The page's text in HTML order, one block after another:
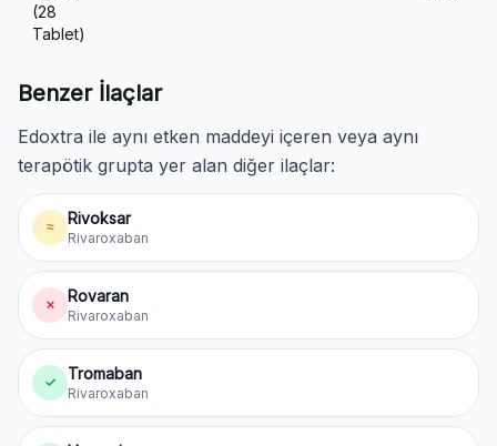
(28
Tablet)
Benzer İlaçlar
Edoxtra ile aynı etken maddeyi içeren veya aynı
terapötik grupta yer alan diğer ilaçlar:
≈ Rivoksar
Rivaroxaban
✗ Rovaran
Rivaroxaban
✓ Tromaban
Rivaroxaban